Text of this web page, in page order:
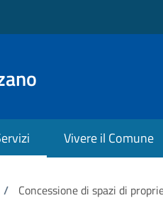
Vivere il Comune
/ Concessione di spazi di